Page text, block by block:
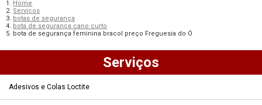
Home
Serviços
botas de segurança
bota de segurança cano curto
bota de segurança feminina bracol preço Freguesia do Ó
Serviços
Adesivos e Colas Loctite